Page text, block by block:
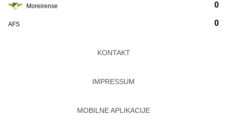
Moreirense
AFS
0
0
KONTAKT
IMPRESSUM
MOBILNE APLIKACIJE